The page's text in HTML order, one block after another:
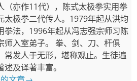
（亦作11代），陈式太极拳实用拳
太极拳二代传人。1979年起从洪均
拳法，1996年起从冯志强宗师习陈
师入室弟子。 拳、剑、刀、杆俱
常发人于无形，堪称观止。生徒遍
及译著丰富。